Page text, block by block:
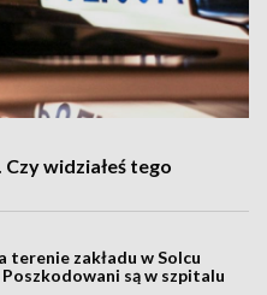
Czy widziałeś tego
terenie zakładu w Solcu
są w szpitalu